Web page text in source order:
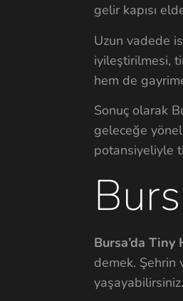
gelir kapısı
Uzun vadede
iyileştirilmesi,
hem de
Sonuç olarak
geleceğe
potansiyeliyle
Bursa’da Tiny
demek. Şehrin